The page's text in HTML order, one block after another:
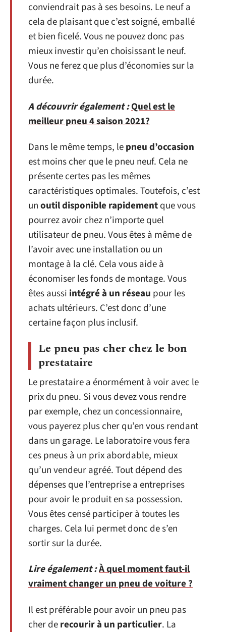
conviendrait pas à ses besoins. Le neuf a
cela de plaisant que c’est soigné, emballé
et bien ficelé. Vous ne pouvez donc pas
mieux investir qu’en choisissant le neuf.
Vous ne ferez que plus d’économies sur la
durée.
A découvrir également :Quel est le
meilleur pneu 4 saison 2021?
Dans le même temps, lepneu d’occasion
est moins cher que le pneu neuf. Cela ne
présente certes pas les mêmes
caractéristiques optimales. Toutefois, c’est
unoutil disponible rapidementque vous
pourrez avoir chez n’importe quel
utilisateur de pneu. Vous êtes à même de
l’avoir avec une installation ou un
montage à la clé. Cela vous aide à
économiser les fonds de montage. Vous
êtes aussi intégré à un réseau pour les
achats ultérieurs. C’est donc d’une
certaine façon plus inclusif.
Le pneu pas cher chez le bon
prestataire
Le prestataire a énormément à voir avec le
prix du pneu. Si vous devez vous rendre
par exemple, chez un concessionnaire,
vous payerez plus cher qu’en vous rendant
dans un garage. Le laboratoire vous fera
ces pneus à un prix abordable, mieux
qu’un vendeur agréé. Tout dépend des
dépenses que l’entreprise a entreprises
pour avoir le produit en sa possession.
Vous êtes censé participer à toutes les
charges. Cela lui permet donc de s’en
sortir sur la durée.
Lire également :À quel moment faut-il
vraiment changer un pneu de voiture ?
Il est préférable pour avoir un pneu pas
cher derecourir à un particulier. La